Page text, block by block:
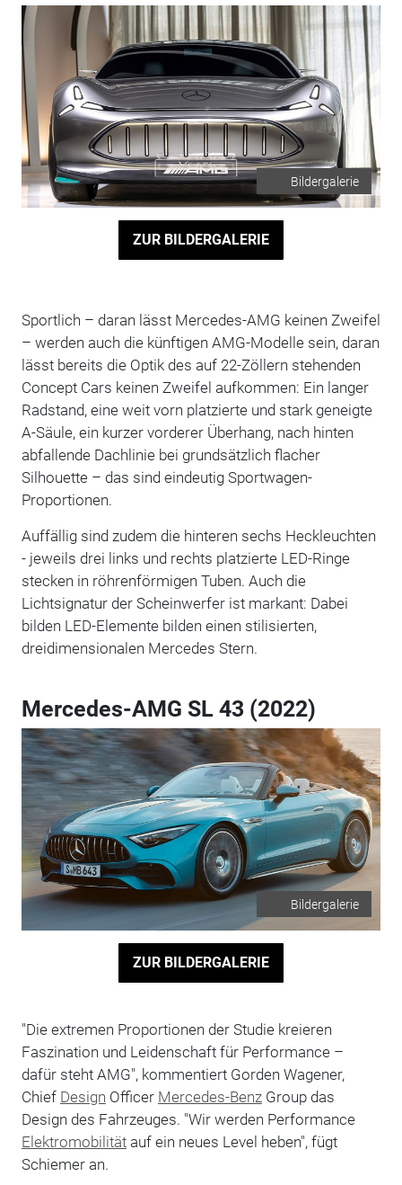
Bildergalerie
ZUR BILDERGALERIE
Sportlich – daran lässt Mercedes-AMG keinen Zweifel
– werden auch die künftigen AMG-Modelle sein, daran
lässt bereits die Optik des auf 22-Zöllern stehenden
Concept Cars keinen Zweifel aufkommen: Ein langer
Radstand, eine weit vorn platzierte und stark geneigte
A-Säule, ein kurzer vorderer Überhang, nach hinten
abfallende Dachlinie bei grundsätzlich flacher
Silhouette – das sind eindeutig Sportwagen-
Proportionen.
Auffällig sind zudem die hinteren sechs Heckleuchten
- jeweils drei links und rechts platzierte LED-Ringe
stecken in röhrenförmigen Tuben. Auch die
Lichtsignatur der Scheinwerfer ist markant: Dabei
bilden LED-Elemente bilden einen stilisierten,
dreidimensionalen Mercedes Stern.
Mercedes-AMG SL 43 (2022)
Bildergalerie
ZUR BILDERGALERIE
"Die extremen Proportionen der Studie kreieren
Faszination und Leidenschaft für Performance –
dafür steht AMG", kommentiert Gorden Wagener,
Chief Design Officer Mercedes-BenzGroup das
Design des Fahrzeuges. "Wir werden Performance
Elektromobilitätauf ein neues Level heben", fügt
Schiemer an.